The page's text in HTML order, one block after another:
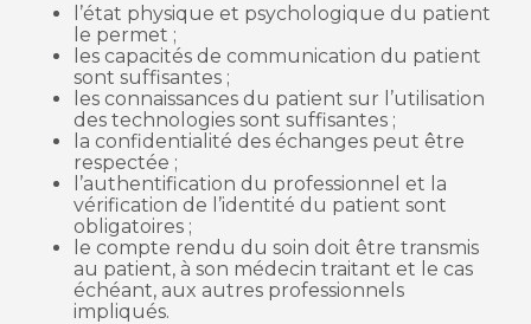
l’état physique et psychologique du patient
le permet ;
les capacités de communication du patient
sont suffisantes ;
les connaissances du patient sur l’utilisation
des technologies sont suffisantes ;
la confidentialité des échanges peut être
respectée ;
l’authentification du professionnel et la
vérification de l’identité du patient sont
obligatoires ;
le compte rendu du soin doit être transmis
au patient, à son médecin traitant et le cas
échéant, aux autres professionnels
impliqués.